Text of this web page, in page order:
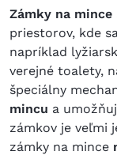
Zámky na mince
priestorov, kde
napríklad
verejné toalety,
špeciálny
mincu a
zámkov je veľmi
zámky na mince